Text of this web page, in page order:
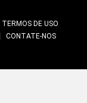
TERMOS DE USO
CONTATE-NOS